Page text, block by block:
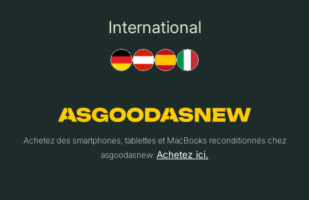
International
Achetez des smartphones, tablettes et MacBooks reconditionnés chez
asgoodasnew. Achetez ici.